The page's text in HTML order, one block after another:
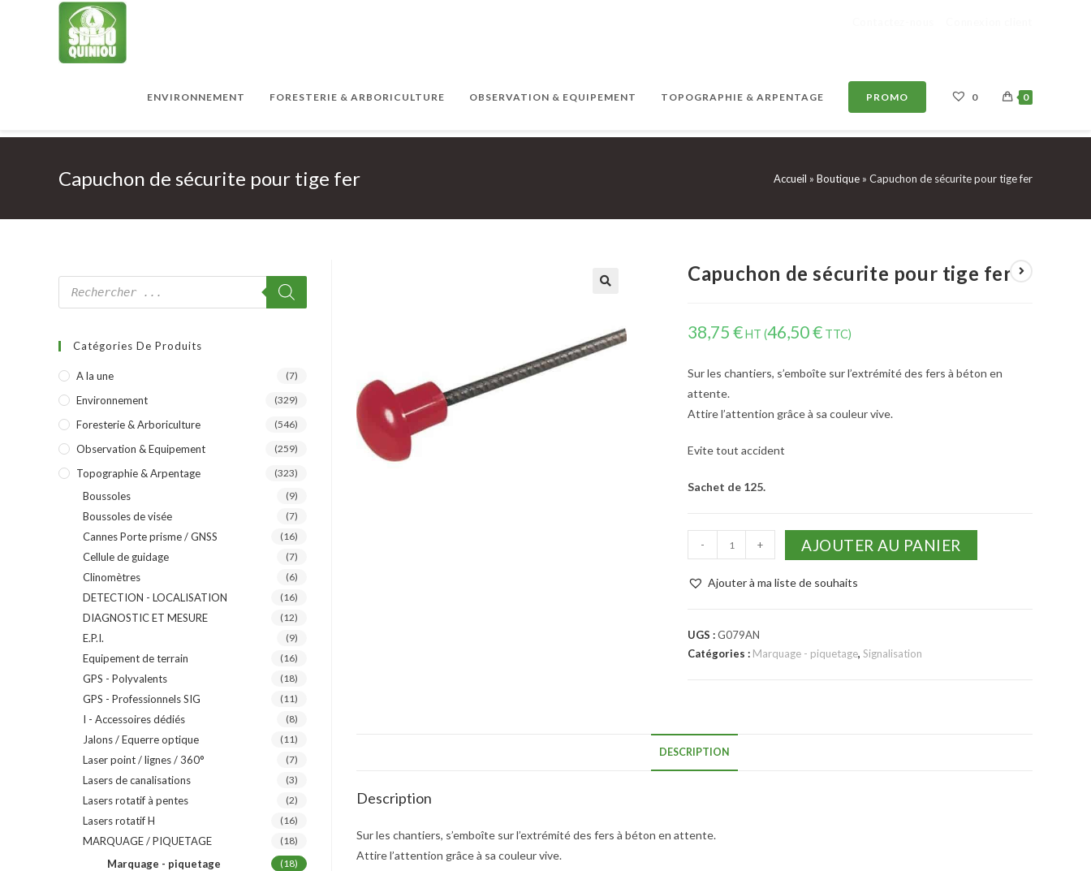
ENVIRONNEMENT FORESTERIE & ARBORICULTURE OBSERVATION & EQUIPEMENT TOPOGRAPHIE & ARPENTAGE PROMO 0 0
Capuchon de sécurite pour tige fer Accueil » Boutique » Capuchon de sécurite pour tige fer
Capuchon de sécurite pour tige fer
38,75€HT (46,50€ TTC)
Sur les chantiers, s’emboîte sur l’extrémité des fers à béton en
attente.
Attire l’attention grâce à sa couleur vive.
Evite tout accident
Sachet de 125.
- + AJOUTER AU PANIER
Ajouter à ma liste de souhaits
UGS :G079AN
Catégories : Marquage - piquetage,Signalisation
DESCRIPTION
Description
Sur les chantiers, s’emboîte sur l’extrémité des fers à béton en attente.
Attire l’attention grâce à sa couleur vive.
Catégories De Produits
A la une (7)
Environnement (329)
Foresterie & Arboriculture (546)
Observation & Equipement (259)
Topographie & Arpentage (323)
Boussoles (9)
Boussoles de visée (7)
Cannes Porte prisme / GNSS (16)
Cellule de guidage (7)
Clinomètres (6)
DETECTION - LOCALISATION (16)
DIAGNOSTIC ET MESURE (12)
E.P.I. (9)
Equipement de terrain (16)
GPS - Polyvalents (18)
GPS - Professionnels SIG (11)
I - Accessoires dédiés (8)
Jalons / Equerre optique (11)
Laser point / lignes / 360° (7)
Lasers de canalisations (3)
Lasers rotatif à pentes (2)
Lasers rotatif H (16)
MARQUAGE / PIQUETAGE (18)
Marquage - piquetage (18)